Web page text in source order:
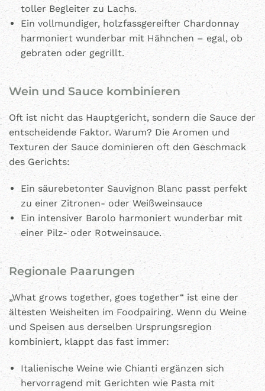
toller Begleiter zu Lachs.
Ein vollmundiger, holzfassgereifter Chardonnay
harmoniert wunderbar mit Hähnchen – egal, ob
gebraten oder gegrillt.
Wein und Sauce kombinieren
Oft ist nicht das Hauptgericht, sondern die Sauce der
entscheidende Faktor. Warum? Die Aromen und
Texturen der Sauce dominieren oft den Geschmack
des Gerichts:
Ein säurebetonter Sauvignon Blanc passt perfekt
zu einer Zitronen- oder Weißweinsauce
Ein intensiver Barolo harmoniert wunderbar mit
einer Pilz- oder Rotweinsauce.
Regionale Paarungen
„What grows together, goes together“ ist eine der
ältesten Weisheiten im Foodpairing. Wenn du Weine
und Speisen aus derselben Ursprungsregion
kombiniert, klappt das fast immer:
Italienische Weine wie Chianti ergänzen sich
hervorragend mit Gerichten wie Pasta mit